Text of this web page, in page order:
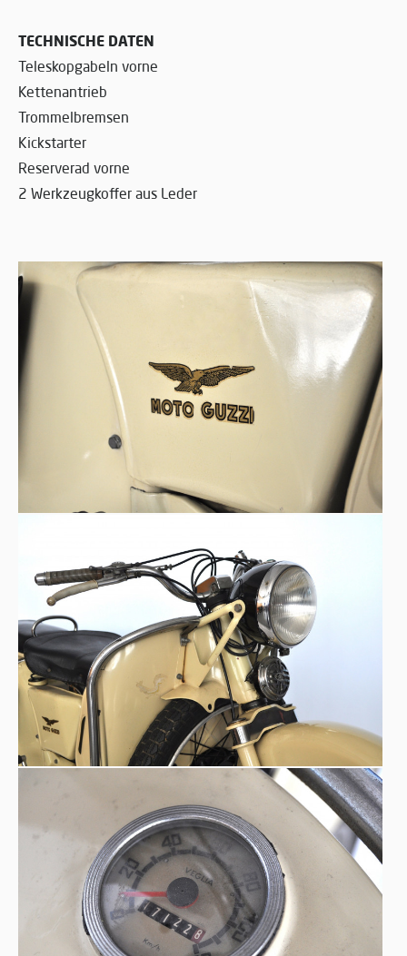
TECHNISCHE DATEN
Teleskopgabeln vorne
Kettenantrieb
Trommelbremsen
Kickstarter
Reserverad vorne
2 Werkzeugkoffer aus Leder